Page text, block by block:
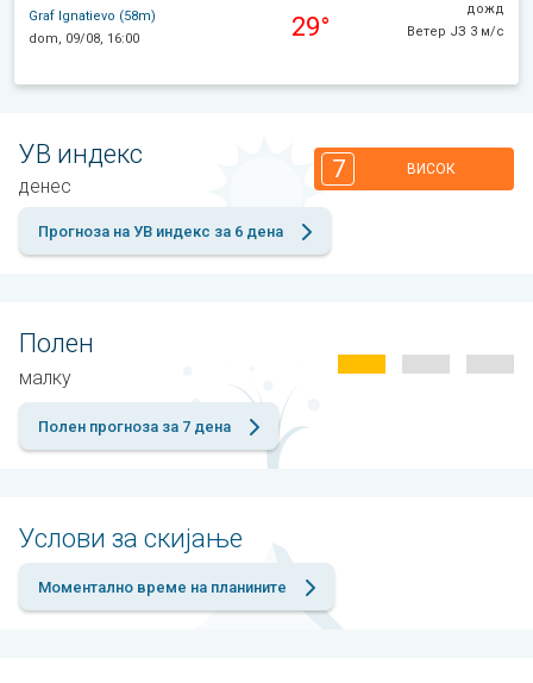
Graf Ignatievo (58m)
dom, 09/08, 16:00
29°
дожд
Ветер ЈЗ 3 м/с
УВ индекс
денес
7 ВИСОК
Прогноза на УВ индекс за 6 дена
Полен
малку
Полен прогноза за 7 дена
Услови за скијање
Моментално време на планините